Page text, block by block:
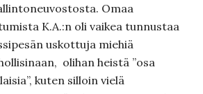
Omaa
K.A.:n oli vaikea tunnustaa
uskottuja miehiä
olihan heistä ”osa
kuten silloin vielä